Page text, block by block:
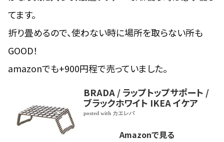
てます。
折り畳めるので、使わない時に場所を取らない所も
GOOD！
amazonでも+900円程で売っていました。
BRADA / ラップトップサポート /
ブラックホワイト IKEA イケア
posted with カエレバ
Amazonで見る